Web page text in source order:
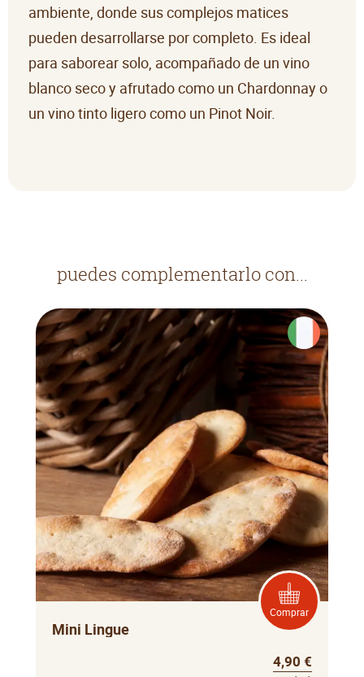
ambiente, donde sus complejos matices
pueden desarrollarse por completo. Es ideal
para saborear solo, acompañado de un vino
blanco seco y afrutado como un Chardonnay o
un vino tinto ligero como un Pinot Noir.
puedes complementarlo con...
Comprar
Mini Lingue
4,90 €